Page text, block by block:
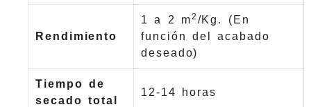
Rendimiento
1 a 2 m2 /Kg. (En
función del acabado
deseado)
Tiempo de
secado total
12-14 horas